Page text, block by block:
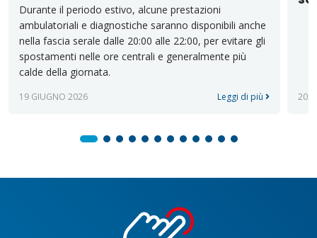
Durante il periodo estivo, alcune prestazioni
ambulatoriali e diagnostiche saranno disponibili anche
nella fascia serale dalle 20:00 alle 22:00, per evitare gli
spostamenti nelle ore centrali e generalmente più
calde della giornata.
19 GIUGNO 2026 Leggi di più 20